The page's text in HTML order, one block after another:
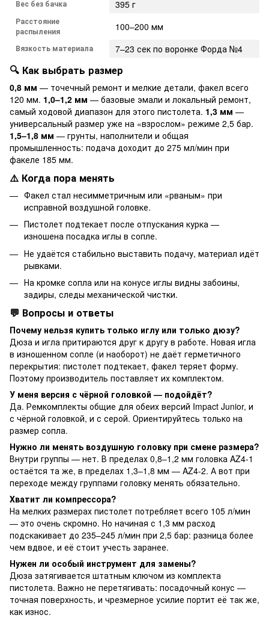
Вес без бачка 395 г
Расстояние
распыления
100–200 мм
Вязкость материала 7–23 сек по воронке Форда №4
🔍 Как выбрать размер
0,8 мм — точечный ремонт и мелкие детали, факел всего
120 мм. 1,0–1,2 мм — базовые эмали и локальный ремонт,
самый ходовой диапазон для этого пистолета. 1,3 мм —
универсальный размер уже на «взрослом» режиме 2,5 бар.
1,5–1,8 мм — грунты, наполнители и общая
промышленность: подача доходит до 275 мл/мин при
факеле 185 мм.
⚠️ Когда пора менять
Факел стал несимметричным или «рваным» при
исправной воздушной головке.
Пистолет подтекает после отпускания курка —
изношена посадка иглы в сопле.
Не удаётся стабильно выставить подачу, материал идёт
рывками.
На кромке сопла или на конусе иглы видны забоины,
задиры, следы механической чистки.
💬 Вопросы и ответы
Почему нельзя купить только иглу или только дюзу?
Дюза и игла притираются друг к другу в работе. Новая игла
в изношенном сопле (и наоборот) не даёт герметичного
перекрытия: пистолет подтекает, факел теряет форму.
Поэтому производитель поставляет их комплектом.
У меня версия с чёрной головкой — подойдёт?
Да. Ремкомплекты общие для обеих версий Impact Junior, и
с чёрной головкой, и с серой. Ориентируйтесь только на
размер сопла.
Нужно ли менять воздушную головку при смене размера?
Внутри группы — нет. В пределах 0,8–1,2 мм головка AZ4-1
остаётся та же, в пределах 1,3–1,8 мм — AZ4-2. А вот при
переходе между группами головку менять обязательно.
Хватит ли компрессора?
На мелких размерах пистолет потребляет всего 105 л/мин
— это очень скромно. Но начиная с 1,3 мм расход
подскакивает до 235–245 л/мин при 2,5 бар: разница более
чем вдвое, и её стоит учесть заранее.
Нужен ли особый инструмент для замены?
Дюза затягивается штатным ключом из комплекта
пистолета. Важно не перетягивать: посадочный конус —
точная поверхность, и чрезмерное усилие портит её так же,
как износ.